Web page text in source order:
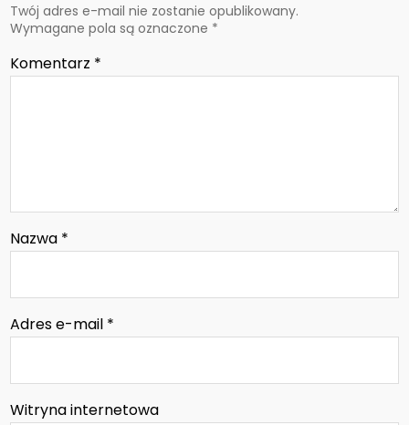
Twój adres e-mail nie zostanie opublikowany.
Wymagane pola są oznaczone *
Komentarz *
Nazwa *
Adres e-mail *
Witryna internetowa